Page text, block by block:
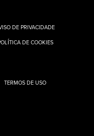
DE PRIVACIDADE
DE COOKIES
TERMOS DE USO